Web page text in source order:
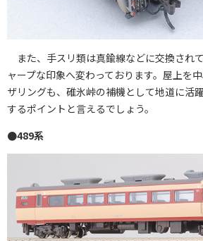
また、手スリ類は真鍮線などに交換され
ャープな印象へ変わっております。屋上を
ザリングも、碓氷峠の補機として地道に活
するポイントと言えるでしょう。
●489系